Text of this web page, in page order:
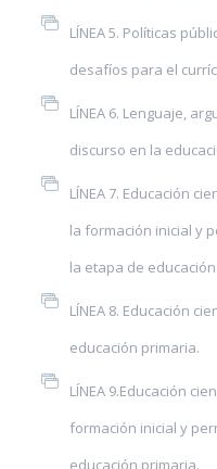
LÍNEA 5. Políticas
desafíos para el
LÍNEA 6. Lenguaje,
discurso en la
LÍNEA 7. Educación
la formación inicial y
la etapa de
LÍNEA 8. Educación
educación primaria.
LÍNEA 9.Educación
formación inicial y
educación primaria.